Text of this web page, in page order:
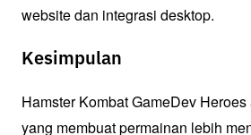
website dan integrasi desktop.
Kesimpulan
Hamster Kombat GameDev
yang membuat permainan lebih